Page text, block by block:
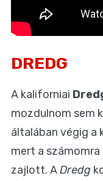
DREDG
A kaliforniai
mozdulnom sem
általában végig
mert a
zajlott. ADredg